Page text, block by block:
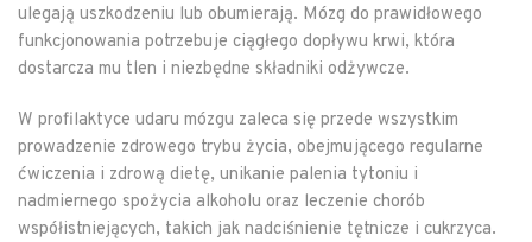
ulegają uszkodzeniu lub obumierają. Mózg do prawidłowego
funkcjonowania potrzebuje ciągłego dopływu krwi, która
dostarcza mu tlen i niezbędne składniki odżywcze.
W profilaktyce udaru mózgu zaleca się przede wszystkim
prowadzenie zdrowego trybu życia, obejmującego regularne
ćwiczenia i zdrową dietę, unikanie palenia tytoniu i
nadmiernego spożycia alkoholu oraz leczenie chorób
współistniejących, takich jak nadciśnienie tętnicze i cukrzyca.